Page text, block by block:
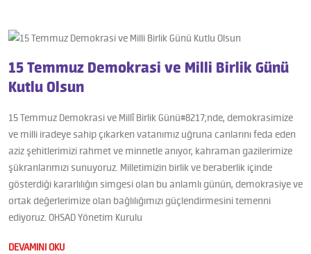
15 Temmuz Demokrasi ve Milli Birlik Günü
Kutlu Olsun
15 Temmuz Demokrasi ve Millî Birlik Günü#8217;nde, demokrasimize
ve milli iradeye sahip çıkarken vatanımız uğruna canlarını feda eden
aziz şehitlerimizi rahmet ve minnetle anıyor, kahraman gazilerimize
şükranlarımızı sunuyoruz. Milletimizin birlik ve beraberlik içinde
gösterdiği kararlılığın simgesi olan bu anlamlı günün, demokrasiye ve
ortak değerlerimize olan bağlılığımızı güçlendirmesini temenni
ediyoruz. OHSAD Yönetim Kurulu
DEVAMINI OKU